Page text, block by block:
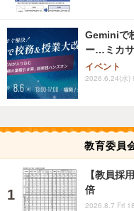
Geminiで
ー…ミカ
イベント
2026.6.24(水)
教育委員
【教員採
倍
2026.8.7 Fri